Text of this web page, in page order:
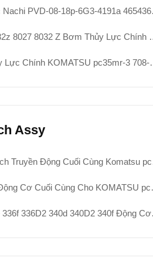
6G3-4191a 4654364 Cho Phụ Tùng Máy Xúc Hitachi zx16-3 zx17u-2 zx18-3
Lực Chính 20/925375 Nachi OEM PVD-1b-24p-11ag Cho Các Bộ Phận Máy Xúc Mini
pc35mr-3 708-3s-00710 708-3s-00720 708-3s-00721 ​​Cho Máy Xúc Mini
Assy
Komatsu pc500lc-10r pc500 Với Hộp Số 2A8-27-00110 2A8-27-00120 Cho Các Bộ Phận Máy Xúc
pc400lc-7 pc400lc-8 pc450lc-7 pc450lc-8 -7eo -8eo pc400 pc450 Máy Thợ Đào Đi Bộ Đường Đua Với Máy Giảm Tốc
Động Cơ Di Chuyển Cuối Cùng Với Hộp Số 511-6017 507-9337 353-0501 Đối Với Các Bộ Phận Máy Đào